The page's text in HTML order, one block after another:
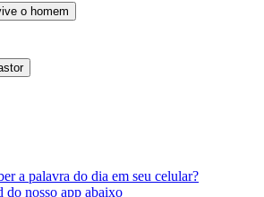
o homem
a palavra do dia em seu celular?
do nosso app abaixo